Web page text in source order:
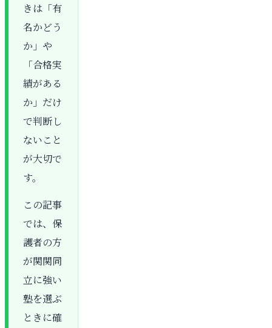
きは「有
名かどう
か」や
「合格実
績がある
か」だけ
で判断し
ないこと
が大切で
す。
この記事
では、保
護者の方
が関関同
立に強い
塾を選ぶ
ときに確